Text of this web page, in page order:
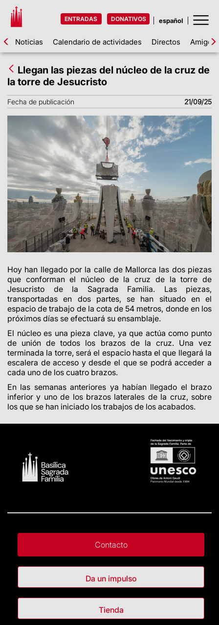
ENTRADAS DONATIVOS
Noticias Calendario de actividades Directos Amigos
Llegan las piezas del núcleo de la cruz de
la torre de Jesucristo
Fecha de publicación 21/09/25
Hoy han llegado por la calle de Mallorca las dos piezas
que conforman el núcleo de la cruz de la torre de
Jesucristo de la Sagrada Familia. Las piezas,
transportadas en dos partes, se han situado en el
espacio de trabajo de la cota de 54 metros, donde en los
próximos días se efectuará su ensamblaje.
El núcleo es una pieza clave, ya que actúa como punto
de unión de todos los brazos de la cruz. Una vez
terminada la torre, será el espacio hasta el que llegará la
escalera de acceso y desde el que se podrá acceder a
cada uno de los cuatro brazos.
En las semanas anteriores ya habían llegado el brazo
inferior y uno de los brazos laterales de la cruz, sobre
los que se han iniciado los trabajos de los acabados.
Contacto
Da un impulso
Tienda